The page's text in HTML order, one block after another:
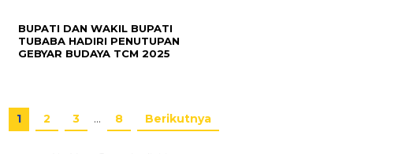
BUPATI DAN WAKIL BUPATI
TUBABA HADIRI PENUTUPAN
GEBYAR BUDAYA TCM 2025
1 2 3 … 8 Berikutnya